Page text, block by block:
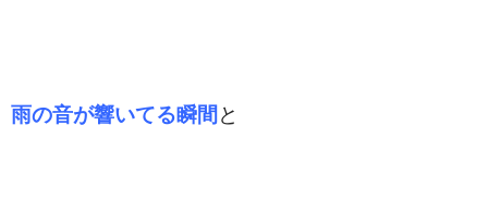
雨の音が響いてる瞬間 と